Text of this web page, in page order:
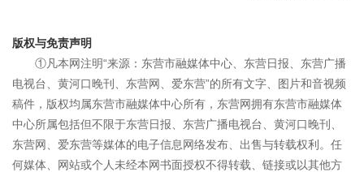
版权与免责声明
①凡本网注明“来源：东营市融媒体中心、东营日报、东营广播
电视台、黄河口晚刊、东营网、爱东营”的所有文字、图片和音视频
稿件，版权均属东营市融媒体中心所有，东营网拥有东营市融媒体
中心所属包括但不限于东营日报、东营广播电视台、黄河口晚刊、
东营网、爱东营等媒体的电子信息网络发布、出售与转载权利。任
何媒体、网站或个人未经本网书面授权不得转载、链接或以其他方